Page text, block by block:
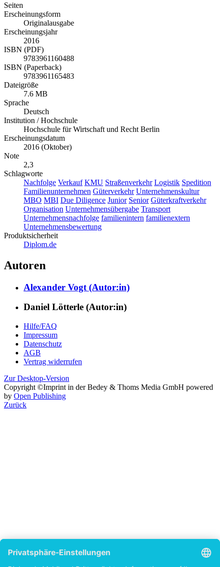
Seiten
Erscheinungsform
Originalausgabe
Erscheinungsjahr
2016
ISBN (PDF)
9783961160488
ISBN (Paperback)
9783961165483
Dateigröße
7.6 MB
Sprache
Deutsch
Institution / Hochschule
Hochschule für Wirtschaft und Recht Berlin
Erscheinungsdatum
2016 (Oktober)
Note
2,3
Schlagworte
Nachfolge Verkauf KMU Straßenverkehr Logistik Spedition
Familienunternehmen Güterverkehr Unternehmenskultur
MBO MBI Due Diligence Junior Senior Güterkraftverkehr
Organisation Unternehmensübergabe Transport
Unternehmensnachfolge familienintern familienextern
Unternehmensbewertung
Produktsicherheit
Diplom.de
Autoren
Alexander Vogt (Autor:in)
Daniel Lötterle (Autor:in)
Hilfe/FAQ
Impressum
Datenschutz
AGB
Vertrag widerrufen
Zur Desktop-Version
Copyright ©Imprint in der Bedey & Thoms Media GmbH powered
by Open Publishing
Zurück